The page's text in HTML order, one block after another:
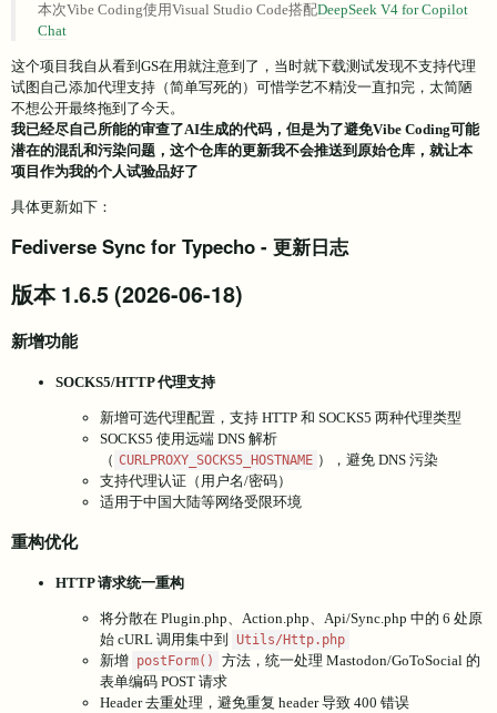
本次Vibe Coding使用Visual Studio Code搭配DeepSeek V4 for Copilot
Chat
这个项目我自从看到GS在用就注意到了，当时就下载测试发现不支持代理
试图自己添加代理支持（简单写死的）可惜学艺不精没一直扣完，太简陋
不想公开最终拖到了今天。
我已经尽自己所能的审查了AI生成的代码，但是为了避免Vibe Coding可能
潜在的混乱和污染问题，这个仓库的更新我不会推送到原始仓库，就让本
项目作为我的个人试验品好了
具体更新如下：
Fediverse Sync for Typecho - 更新日志
版本 1.6.5 (2026-06-18)
新增功能
SOCKS5/HTTP 代理支持
新增可选代理配置，支持 HTTP 和 SOCKS5 两种代理类型
SOCKS5 使用远端 DNS 解析
（ CURLPROXY_SOCKS5_HOSTNAME ），避免 DNS 污染
支持代理认证（用户名/密码）
适用于中国大陆等网络受限环境
重构优化
HTTP 请求统一重构
将分散在 Plugin.php、Action.php、Api/Sync.php 中的 6 处原
始 cURL 调用集中到 Utils/Http.php
新增 postForm()
方法，统一处理 Mastodon/GoToSocial 的
表单编码 POST 请求
Header 去重处理，避免重复 header 导致 400 错误